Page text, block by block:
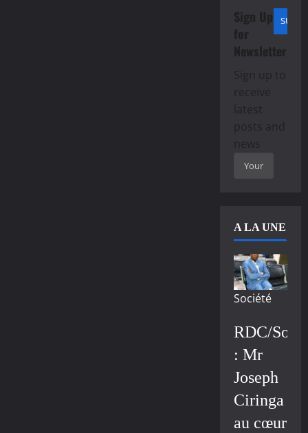
Sign Up
for
Newsletter
Sign up to
receive
latest
posts and
news
A LA UNE
Société
RDC/
: Mr
Joseph
Ciringa
au cœur